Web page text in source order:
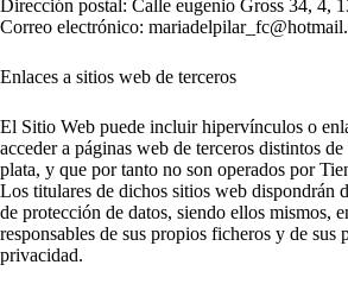
Dirección postal: Calle eugenio Gross 34, 4,
Correo electrónico:
Enlaces a sitios web de terceros
El Sitio Web puede incluir hipervínculos o
acceder a páginas web de terceros distintos
plata, y que por tanto no son operados por
Los titulares de dichos sitios web dispondrán
de protección de datos, siendo ellos mismos,
responsables de sus propios ficheros y de sus
privacidad.